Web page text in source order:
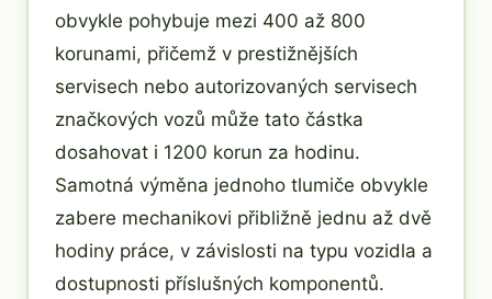
obvykle pohybuje mezi 400 až 800
korunami, přičemž v prestižnějších
servisech nebo autorizovaných servisech
značkových vozů může tato částka
dosahovat i 1200 korun za hodinu.
Samotná výměna jednoho tlumiče obvykle
zabere mechanikovi přibližně jednu až dvě
hodiny práce, v závislosti na typu vozidla a
dostupnosti příslušných komponentů.